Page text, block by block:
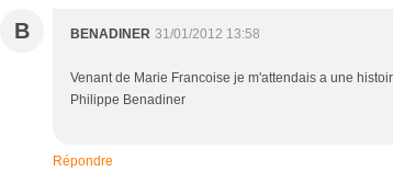
B BENADINER 31/01/2012 13:58
Venant de Marie Francoise je m'attendais a une
Philippe Benadiner
Répondre